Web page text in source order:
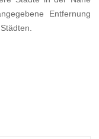
Entfernung